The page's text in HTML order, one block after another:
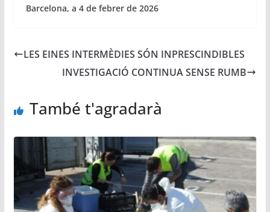
Barcelona, a 4 de febrer de 2026
LES EINES INTERMÈDIES SÓN INPRESCINDIBLES
INVESTIGACIÓ CONTINUA SENSE RUMB
També t'agradarà